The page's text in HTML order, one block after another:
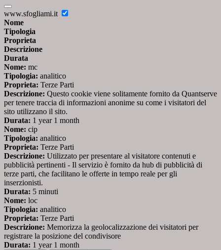
www.sfogliami.it
Nome
Tipologia
Proprieta
Descrizione
Durata
Nome: mc
Tipologia: analitico
Proprieta: Terze Parti
Descrizione: Questo cookie viene solitamente fornito da Quantserve
per tenere traccia di informazioni anonime su come i visitatori del
sito utilizzano il sito.
Durata: 1 year 1 month
Nome: cip
Tipologia: analitico
Proprieta: Terze Parti
Descrizione: Utilizzato per presentare al visitatore contenuti e
pubblicità pertinenti - Il servizio è fornito da hub di pubblicità di
terze parti, che facilitano le offerte in tempo reale per gli
inserzionisti.
Durata: 5 minuti
Nome: loc
Tipologia: analitico
Proprieta: Terze Parti
Descrizione: Memorizza la geolocalizzazione dei visitatori per
registrare la posizione del condivisore
Durata: 1 year 1 month